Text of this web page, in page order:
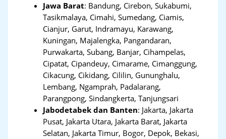
Jawa Barat: Bandung, Cirebon, Sukabumi,
Tasikmalaya, Cimahi, Sumedang, Ciamis,
Cianjur, Garut, Indramayu, Karawang,
Kuningan, Majalengka, Pangandaran,
Purwakarta, Subang, Banjar, Cihampelas,
Cipatat, Cipandeuy, Cimarame, Cimanggung,
Cikacung, Cikidang, Cililin, Gununghalu,
Lembang, Ngamprah, Padalarang,
Parangpong, Sindangkerta, Tanjungsari
Jabodetabek dan Banten: Jakarta, Jakarta
Pusat, Jakarta Utara, Jakarta Barat, Jakarta
Selatan, Jakarta Timur, Bogor, Depok, Bekasi,